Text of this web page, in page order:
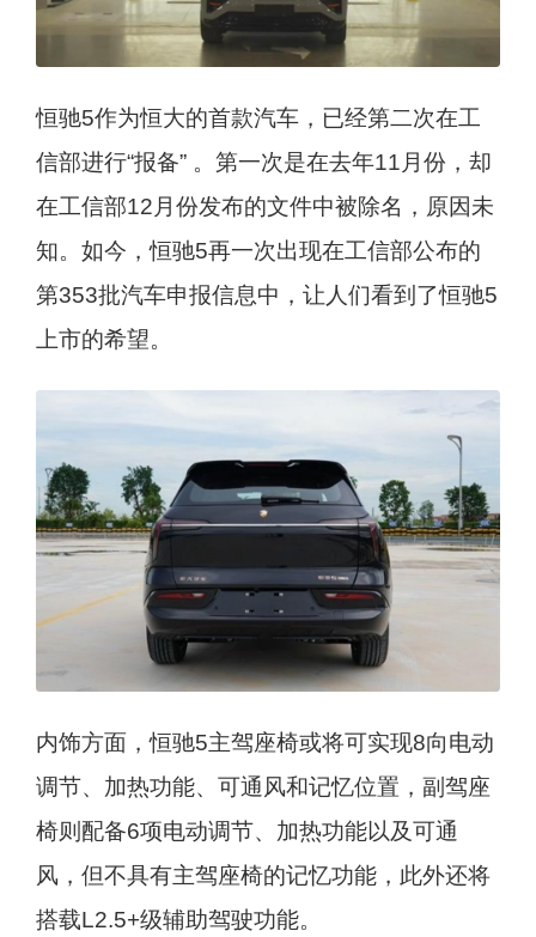
恒驰5作为恒大的首款汽车，已经第二次在工
信部进行“报备” 。第一次是在去年11月份，却
在工信部12月份发布的文件中被除名，原因未
知。如今，恒驰5再一次出现在工信部公布的
第353批汽车申报信息中，让人们看到了恒驰5
上市的希望。
内饰方面，恒驰5主驾座椅或将可实现8向电动
调节、加热功能、可通风和记忆位置，副驾座
椅则配备6项电动调节、加热功能以及可通
风，但不具有主驾座椅的记忆功能，此外还将
搭载L2.5+级辅助驾驶功能。